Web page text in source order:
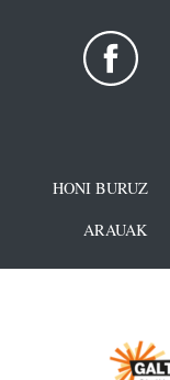
HONI BURUZ
ARAUAK